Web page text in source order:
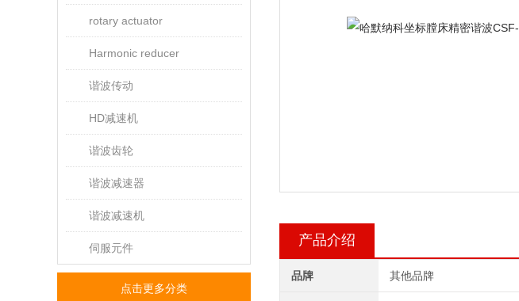
rotary actuator
Harmonic reducer
谐波传动
HD减速机
谐波齿轮
谐波减速器
谐波减速机
伺服元件
点击更多分类
产品介绍
品牌 其他品牌